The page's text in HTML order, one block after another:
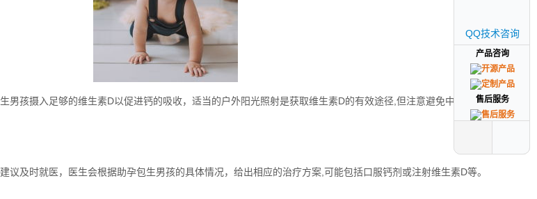
男孩摄入足够的维生素D以促进钙的吸收，适当的户外阳光照射是获取维生素D的有效途径,但注意避免中午强烈
议及时就医，医生会根据助孕包生男孩的具体情况，给出相应的治疗方案,可能包括口服钙剂或注射维生素D等。
QQ技术咨询
产品咨询
售后服务
QQ技术咨询
产品咨询
售后服务